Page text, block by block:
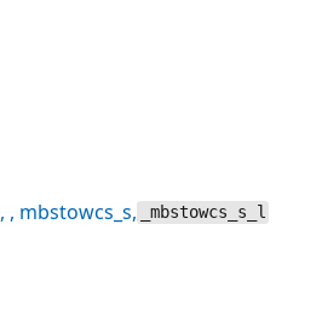
, , mbstowcs_s, _mbstowcs_s_l